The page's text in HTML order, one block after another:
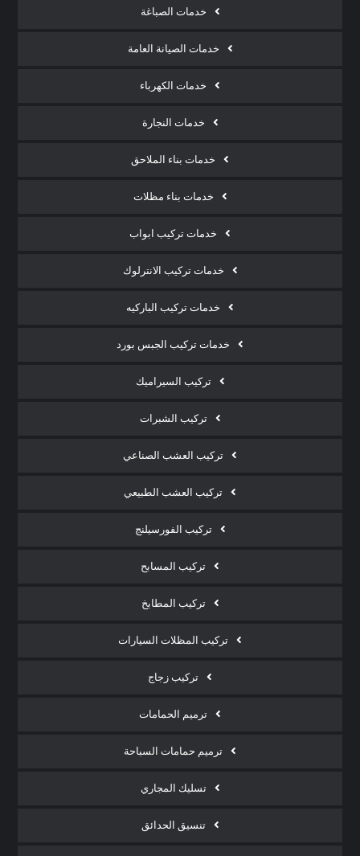
خدمات الصباغة
خدمات الصيانة العامة
خدمات الكهرباء
خدمات النجارة
خدمات بناء الملاحق
خدمات بناء مظلات
خدمات تركيب ابواب
خدمات تركيب الانترلوك
خدمات تركيب الباركيه
خدمات تركيب الجبس بورد
تركيب السيراميك
تركيب الشبرات
تركيب العشب الصناعي
تركيب العشب الطبيعي
تركيب الفورسيلنج
تركيب المسابح
تركيب المطابخ
تركيب المظلات السيارات
تركيب زجاج
ترميم الحمامات
ترميم حمامات السباحة
تسليك المجاري
تنسيق الحدائق